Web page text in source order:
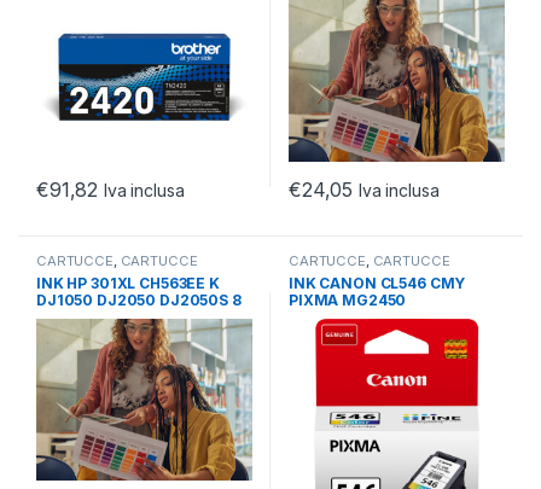
€91,82 Iva inclusa €24,05 Iva inclusa
CARTUCCE, CARTUCCE
ORIGINALI, CONSUMABILI
INK HP 301XL CH563EE K
DJ1050 DJ2050 DJ2050S 8
ML
CARTUCCE, CARTUCCE
ORIGINALI, CONSUMABILI
INK CANON CL546 CMY
PIXMA MG2450